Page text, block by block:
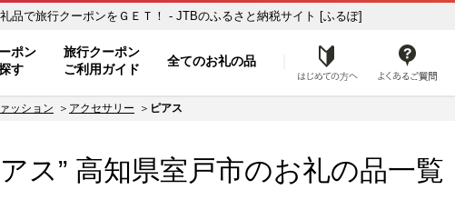
礼の品一覧 ふるさと納税の返礼品で旅行クーポンをＧＥＴ！ - JTBのふるさと納税サイト [ふるぽ]
ポン
す
旅行クーポン
ご利用ガイド
全てのお礼の品 はじめての方へ
ッション アクセサリー ピアス
ス” 高知県室戸市のお礼の品一覧